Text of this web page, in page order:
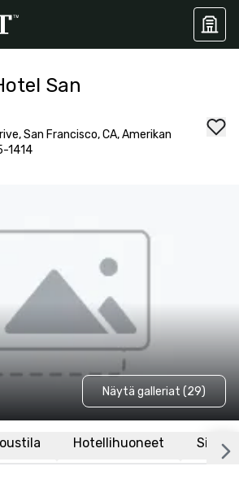
San
San Francisco, CA, Amerikan
1414
Näytä galleriat (29)
Hotellihuoneet Sijainti